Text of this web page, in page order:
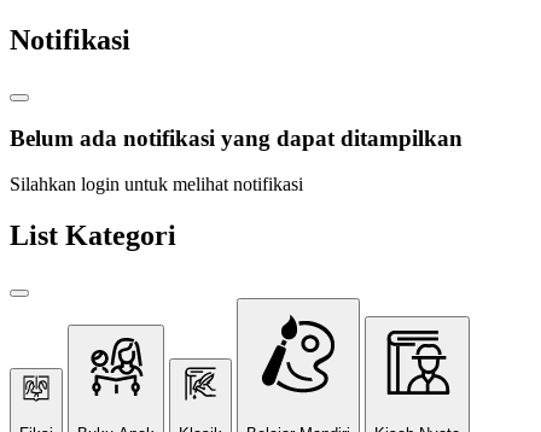
Notifikasi
Belum ada notifikasi yang dapat ditampilkan
Silahkan login untuk melihat notifikasi
List Kategori